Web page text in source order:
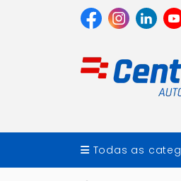
Todas as